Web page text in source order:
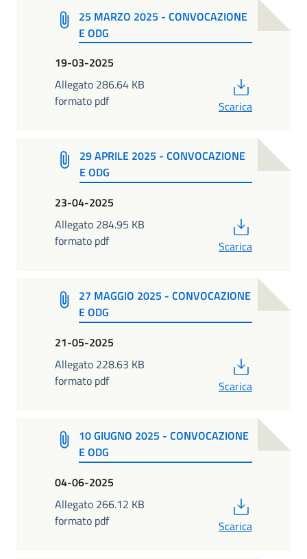
25 MARZO 2025 - CONVOCAZIONE
E ODG
19-03-2025
Allegato 286.64 KB
formato pdf
Scarica
29 APRILE 2025 - CONVOCAZIONE
E ODG
23-04-2025
Allegato 284.95 KB
formato pdf
Scarica
27 MAGGIO 2025 - CONVOCAZIONE
E ODG
21-05-2025
Allegato 228.63 KB
formato pdf
Scarica
10 GIUGNO 2025 - CONVOCAZIONE
E ODG
04-06-2025
Allegato 266.12 KB
formato pdf
Scarica